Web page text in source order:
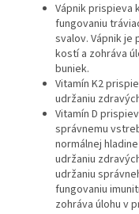
Vápnik prispieva
fungovaniu
svalov. Vápnik je
kostí a zohráva
buniek.
Vitamín K2
udržaniu
Vitamín D
správnemu
normálnej
udržaniu
udržaniu
fungovaniu
zohráva úlohu v